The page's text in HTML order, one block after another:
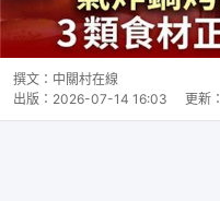
撰文： 中關村在線
出版： 2026-07-14 16:03 更新：